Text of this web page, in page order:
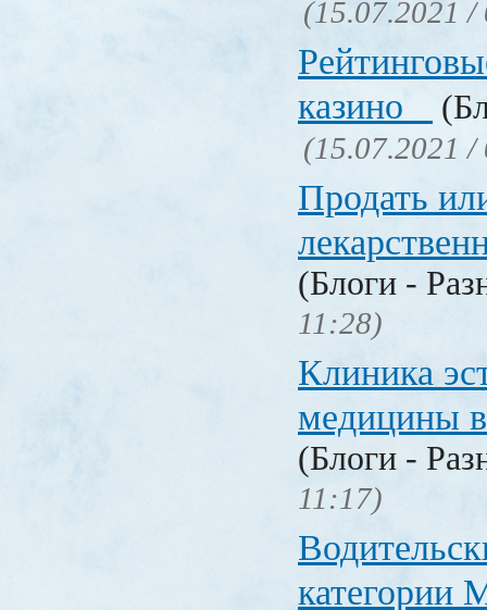
(15.07.2021 /
казино
(15.07.2021 /
Продать
(Блоги -
11:28)
Клиника
медицины
(Блоги -
11:17)
категории